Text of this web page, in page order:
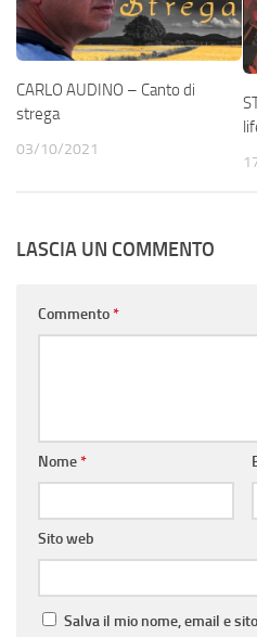
CARLO AUDINO – Canto di
strega
03/10/2021
LASCIA UN COMMENTO
Commento*
Nome*
Sito web
Salva il mio nome, email e